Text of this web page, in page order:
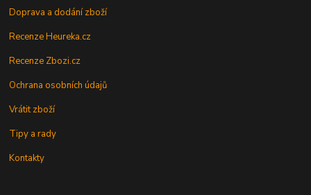
Doprava a dodání zboží
Recenze Heureka.cz
Recenze Zbozi.cz
Ochrana osobních údajů
Vrátit zboží
Tipy a rady
Kontakty